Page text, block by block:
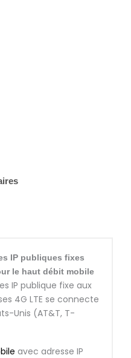
IP publiques fixes
le haut débit mobile
IP publique fixe aux
4G LTE se connecte
Unis (AT&T, T-
avec adresse IP